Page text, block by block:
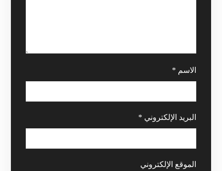
الاسم *
البريد الإلكتروني *
الموقع الإلكتروني